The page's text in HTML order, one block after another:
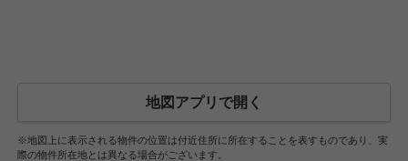
地図アプリで開く
※地図上に表示される物件の位置は付近住所に所在することを表すものであり、実
際の物件所在地とは異なる場合がございます。